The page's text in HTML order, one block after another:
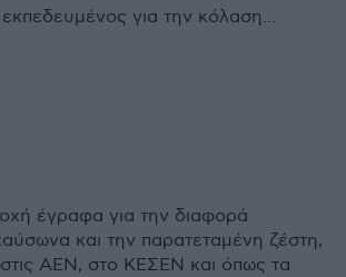
εκπεδευμένος για την κόλαση...
έγραφα για την διαφορά
και την παρατεταμένη ζέστη,
ΑΕΝ, στο ΚΕΣΕΝ και όπως τα